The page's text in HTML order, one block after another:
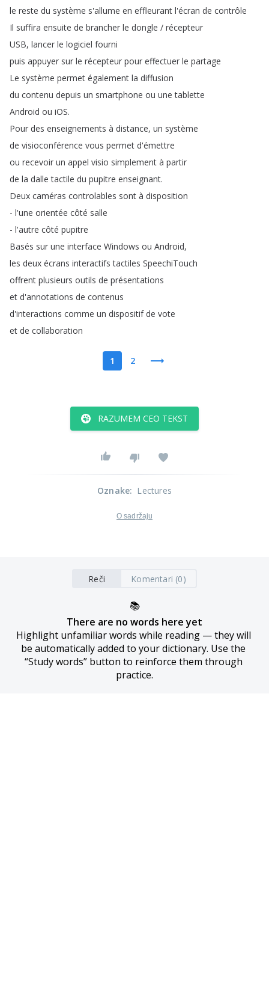
le reste du système s'allume en effleurant l'écran de contrôle
Il suffira ensuite de brancher le dongle / récepteur
USB, lancer le logiciel fourni
puis appuyer sur le récepteur pour effectuer le partage
Le système permet également la diffusion
du contenu depuis un smartphone ou une tablette
Android ou iOS.
Pour des enseignements à distance, un système
de visioconférence vous permet d'émettre
ou recevoir un appel visio simplement à partir
de la dalle tactile du pupitre enseignant.
Deux caméras controlables sont à disposition
- l'une orientée côté salle
- l'autre côté pupitre
Basés sur une interface Windows ou Android,
les deux écrans interactifs tactiles SpeechiTouch
offrent plusieurs outils de présentations
et d'annotations de contenus
d'interactions comme un dispositif de vote
et de collaboration
1 2
RAZUMEM CEO TEKST
Oznake: Lectures
O sadržaju
Reči Komentari (0)
📚
There are no words here yet
Highlight unfamiliar words while reading — they will
be automatically added to your dictionary. Use the
“Study words” button to reinforce them through
practice.